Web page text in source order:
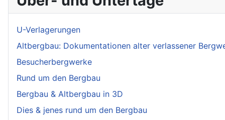
U-Verlagerungen
Altbergbau: Dokumentationen alter verlassener
Besucherbergwerke
Rund um den Bergbau
Bergbau & Altbergbau in 3D
Dies & jenes rund um den Bergbau